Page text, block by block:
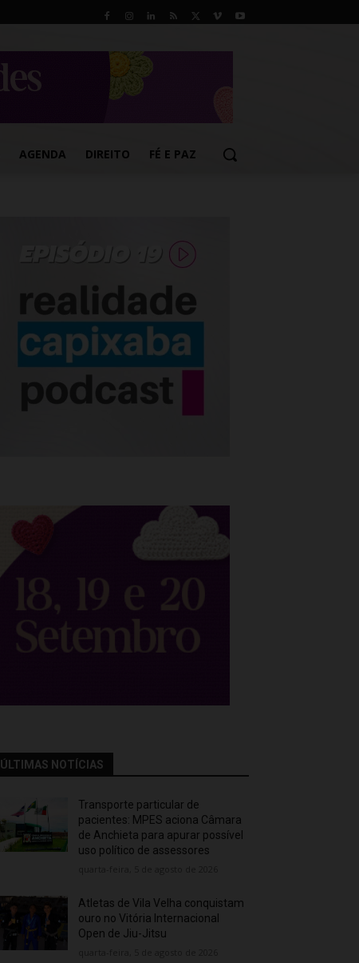
AGENDA DIREITO FÉ E PAZ
ÚLTIMAS NOTÍCIAS
Transporte particular de
pacientes: MPES aciona Câmara
de Anchieta para apurar possível
uso político de assessores
Atletas de Vila Velha conquistam
ouro no Vitória Internacional
Open de Jiu-Jitsu